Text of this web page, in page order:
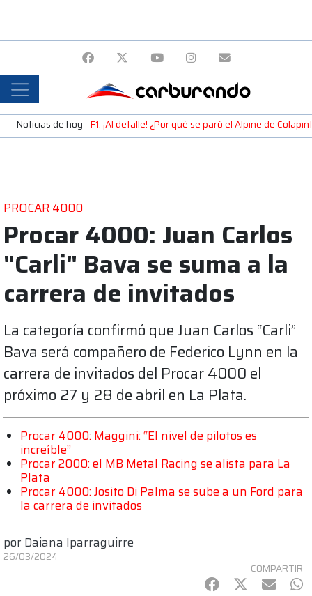
Noticias de hoy F1: ¡Al detalle! ¿Por qué se paró el Alpine de
PROCAR 4000
Procar 4000: Juan Carlos
"Carli" Bava se suma a la
carrera de invitados
La categoría confirmó que Juan Carlos “Carli”
Bava será compañero de Federico Lynn en la
carrera de invitados del Procar 4000 el
próximo 27 y 28 de abril en La Plata.
Procar 4000: Maggini: “El nivel de pilotos es
increíble”
Procar 2000: el MB Metal Racing se alista para La
Plata
Procar 4000: Josito Di Palma se sube a un Ford para
la carrera de invitados
por Daiana Iparraguirre
26/03/2024
COMPARTIR
Facebook
Twitter
mail